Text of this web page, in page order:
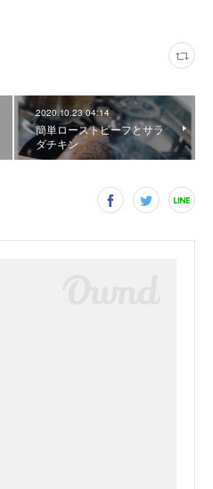
2020.10.23 04:14
簡単ローストビーフとサラ
ダチキン